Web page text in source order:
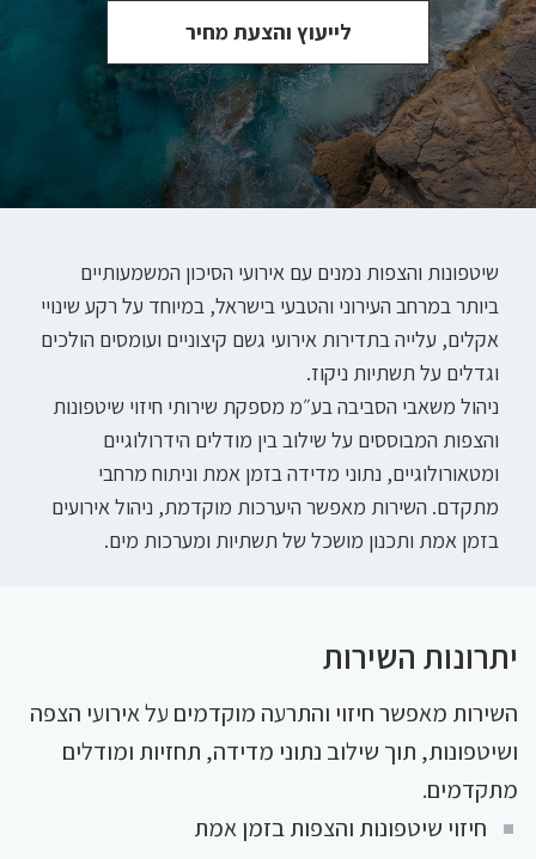
לייעוץ והצעת מחיר
שיטפונות והצפות נמנים עם אירועי הסיכון המשמעותיים
ביותר במרחב העירוני והטבעי בישראל, במיוחד על רקע שינויי
אקלים, עלייה בתדירות אירועי גשם קיצוניים ועומסים הולכים
וגדלים על תשתיות ניקוז.
ניהול משאבי הסביבה בע״מ מספקת שירותי חיזוי שיטפונות
והצפות המבוססים על שילוב בין מודלים הידרולוגיים
ומטאורולוגיים, נתוני מדידה בזמן אמת וניתוח מרחבי
מתקדם. השירות מאפשר היערכות מוקדמת, ניהול אירועים
בזמן אמת ותכנון מושכל של תשתיות ומערכות מים.
יתרונות השירות
השירות מאפשר חיזוי והתרעה מוקדמים על אירועי הצפה
ושיטפונות, תוך שילוב נתוני מדידה, תחזיות ומודלים
מתקדמים.
חיזוי שיטפונות והצפות בזמן אמת